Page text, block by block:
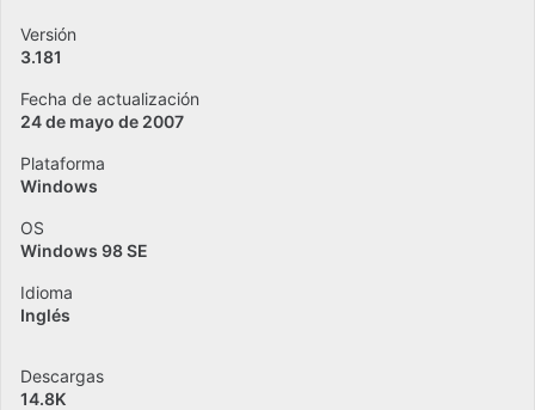
Versión
3.181
Fecha de actualización
24 de mayo de 2007
Plataforma
Windows
OS
Windows 98 SE
Idioma
Inglés
Descargas
14.8K